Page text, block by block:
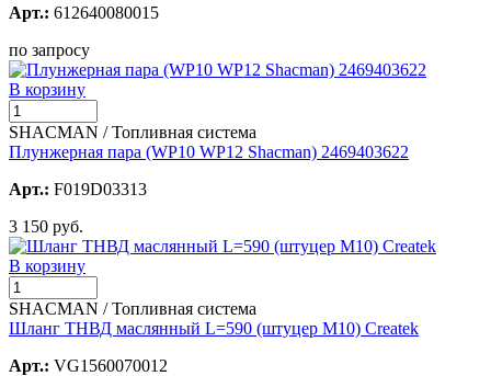
Арт.: 612640080015
по запросу
В корзину
SHACMAN / Топливная система
Плунжерная пара (WP10 WP12 Shacman) 2469403622
Арт.: F019D03313
3 150 руб.
В корзину
SHACMAN / Топливная система
Шланг ТНВД маслянный L=590 (штуцер М10) Createk
Арт.: VG1560070012